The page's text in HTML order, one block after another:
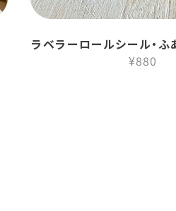
ラベラーロールシール・
¥880